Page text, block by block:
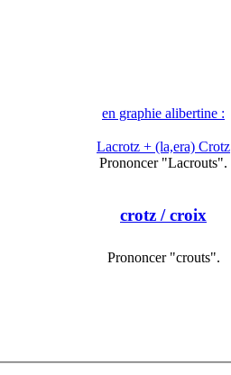
en graphie alibertine :
Lacrotz + (la,era) Crotz
Prononcer "Lacrouts".
crotz / croix
Prononcer "crouts".